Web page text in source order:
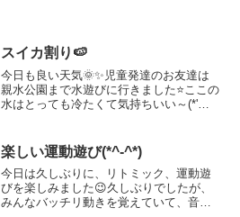
でした💗児発のお友達と...
スイカ割り🍉
今日も良い天気🌞✨児童発達のお友達は
親水公園まで水遊びに行きました⭐ここの
水はとっても冷たくて気持ちいい～(*'▽')
てもへっちゃらです👏スタッフの真似っ
こをして水をか...
楽しい運動遊び(*^-^*)
今日は久しぶりに、リトミック、運動遊
びを楽しみました😉久しぶりでしたが、
みんなバッチリ動きを覚えていて、音楽